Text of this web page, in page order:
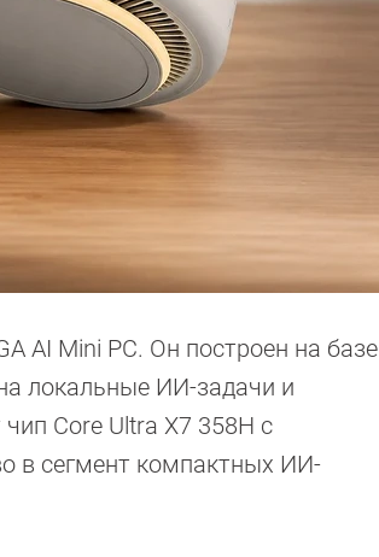
AI Mini PC. Он построен на базе
локальные ИИ-задачи и
Core Ultra X7 358H с
в сегмент компактных ИИ-